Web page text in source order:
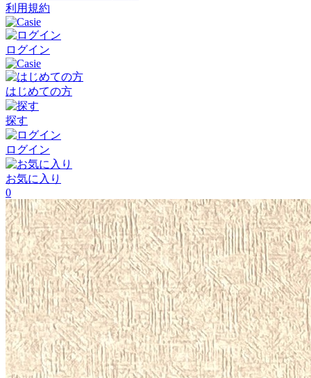
利用規約
ログイン
はじめての方
探す
ログイン
お気に入り
0